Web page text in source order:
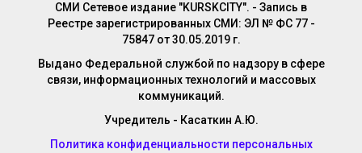
СМИ Сетевое издание "KURSKCITY". - Запись в
Реестре зарегистрированных СМИ: ЭЛ № ФС 77 -
75847 от 30.05.2019 г.
Выдано Федеральной службой по надзору в сфере
связи, информационных технологий и массовых
коммуникаций.
Учредитель - Касаткин А.Ю.
Политика конфиденциальности персональных